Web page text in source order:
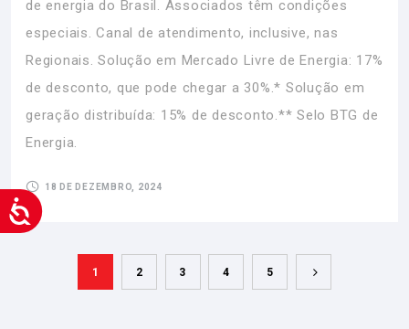
de energia do Brasil. Associados têm condições
especiais. Canal de atendimento, inclusive, nas
Regionais. Solução em Mercado Livre de Energia: 17%
de desconto, que pode chegar a 30%.* Solução em
geração distribuída: 15% de desconto.** Selo BTG de
Energia.
18 DE DEZEMBRO, 2024
1 2 3 4 5